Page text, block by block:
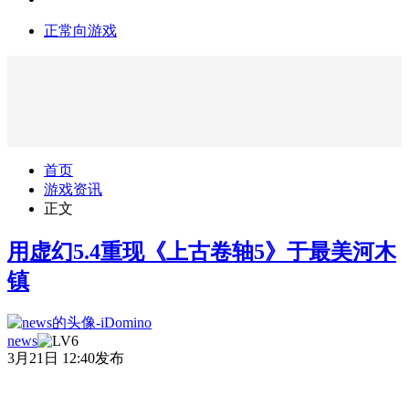
正常向游戏
首页
游戏资讯
正文
用虚幻5.4重现《上古卷轴5》于最美河木
镇
news
3月21日 12:40发布